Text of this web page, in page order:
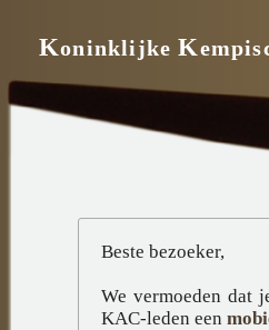
KoninklijkeK
Beste bezoeker,
We vermoeden dat
KAC-leden een